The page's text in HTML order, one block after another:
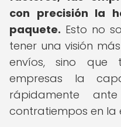
con precisión la
paquete. Esto no
tener una visión
envíos, sino que
empresas la
rápidamente
contratiempos en la